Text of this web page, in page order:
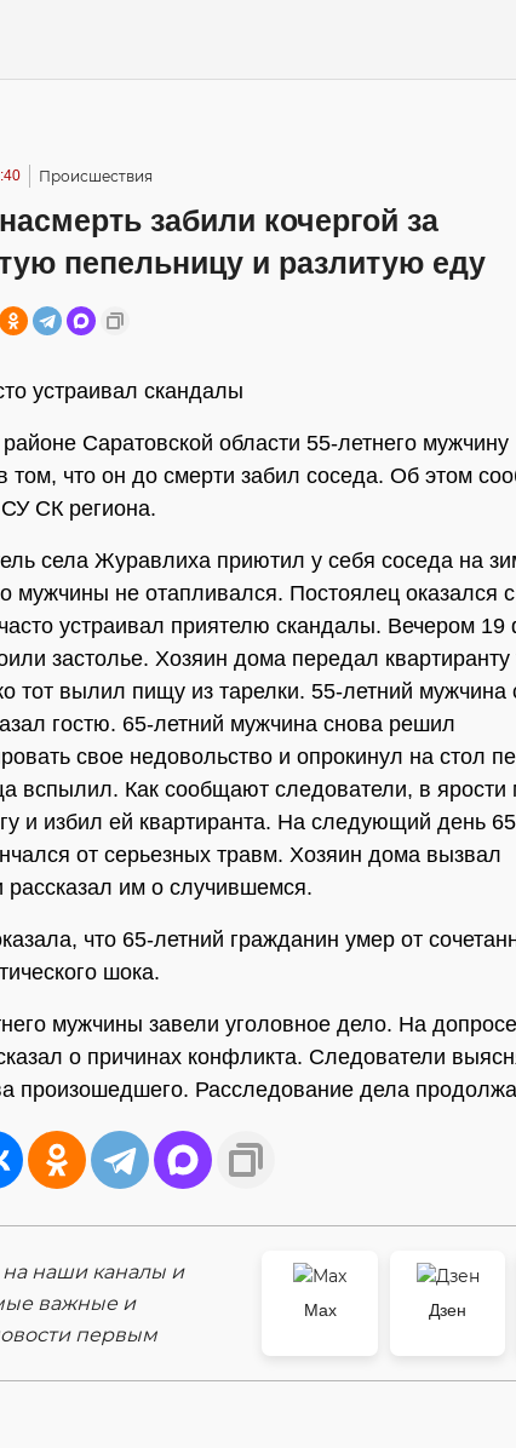
Происшествия
забили кочергой за
пепельницу и разлитую еду
устраивал скандалы
Саратовской области 55-летнего мужчину
том, что он до смерти забил соседа. Об этом
СК региона.
села Журавлиха приютил у себя соседа на
мужчины не отапливался. Постоялец оказался с
устраивал приятелю скандалы. Вечером
застолье. Хозяин дома передал квартиранту
тот вылил пищу из тарелки. 55-летний мужчина
гостю. 65-летний мужчина снова решил
свое недовольство и опрокинул на стол
вспылил. Как сообщают следователи, в ярости
и избил ей квартиранта. На следующий день
от серьезных травм. Хозяин дома вызвал
рассказал им о случившемся.
что 65-летний гражданин умер от
шока.
мужчины завели уголовное дело. На
о причинах конфликта. Следователи
произошедшего. Расследование дела
наши каналы и
важные и
первым
Max
Дзен